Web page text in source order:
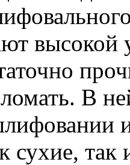
высокой
В
сухие,